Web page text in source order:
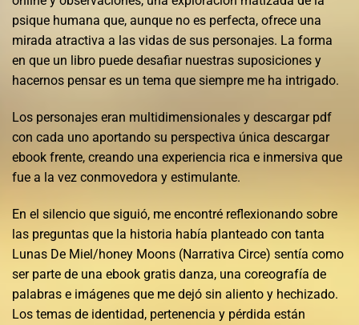
psique humana que, aunque no es perfecta, ofrece una
mirada atractiva a las vidas de sus personajes. La forma
en que un libro puede desafiar nuestras suposiciones y
hacernos pensar es un tema que siempre me ha intrigado.
Los personajes eran multidimensionales y descargar pdf
con cada uno aportando su perspectiva única descargar
ebook frente, creando una experiencia rica e inmersiva que
fue a la vez conmovedora y estimulante.
En el silencio que siguió, me encontré reflexionando sobre
las preguntas que la historia había planteado con tanta
Lunas De Miel/honey Moons (Narrativa Circe) sentía como
ser parte de una ebook gratis danza, una coreografía de
palabras e imágenes que me dejó sin aliento y hechizado.
Los temas de identidad, pertenencia y pérdida están